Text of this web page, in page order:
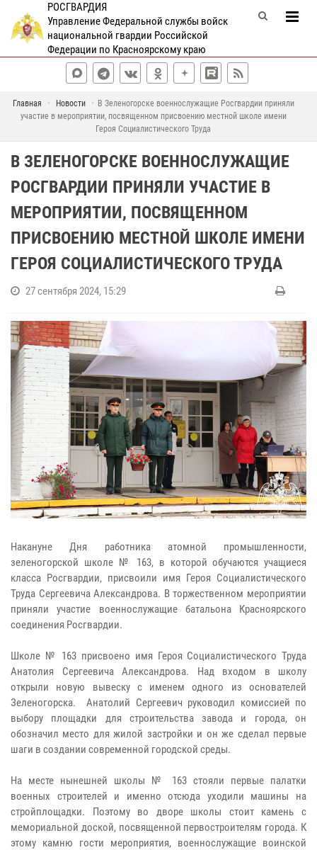
РОСГВАРДИЯ
Управление Федеральной службы войск
национальной гвардии Российской
Федерации по Красноярскому краю
Главная Новости
В Зеленогорске военнослужащие Росгвардии приняли
участие в мероприятии, посвященном присвоению местной школе имени
Героя Социалистического Труда
В ЗЕЛЕНОГОРСКЕ ВОЕННОСЛУЖАЩИЕ
РОСГВАРДИИ ПРИНЯЛИ УЧАСТИЕ В
МЕРОПРИЯТИИ, ПОСВЯЩЕННОМ
ПРИСВОЕНИЮ МЕСТНОЙ ШКОЛЕ ИМЕНИ
ГЕРОЯ СОЦИАЛИСТИЧЕСКОГО ТРУДА
27 сентября 2024, 15:29
Накануне Дня работника атомной промышленности,
зеленогорской школе № 163, в которой обучаются учащиеся
класса Росгвардии, присвоили имя Героя Социалистического
Труда Сергеевича Александрова. В торжественном мероприятии
приняли участие военнослужащие батальона Красноярского
соединения Росгвардии.
Школе № 163 присвоено имя Героя Социалистического Труда
Анатолия Сергеевича Александрова. Над входом в школу
открыли новую вывеску с именем одного из основателей
Зеленогорска. Анатолий Сергеевич руководил комиссией по
выбору площадки для строительства завода и города, он
обозначил место для жилой застройки и он же сделал первые
шаги в создании современной городской среды.
На месте нынешней школы № 163 стояли первые палатки
военных строителей и именно отсюда уходили машины на
стройплощадки. Поэтому во дворе школы стоит камень с
мемориальной доской, посвященной первостроителям города. К
этому камню гости мероприятия, военнослужащие воинской